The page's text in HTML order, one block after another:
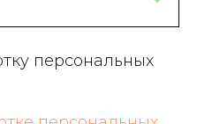
персональных